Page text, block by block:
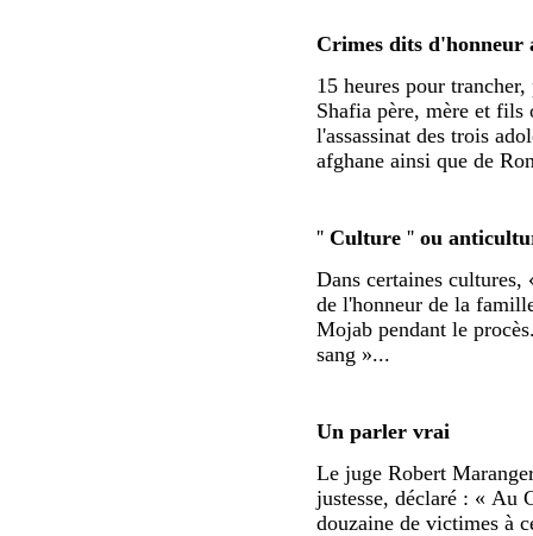
Crimes dits d'honneur
15 heures pour
Shafia père, mère et
l'assassinat des trois
afghane ainsi que de
'' Culture '' ou
Dans certaines cultures,
de l'honneur de la
Mojab pendant le
sang »...
Un parler vrai
Le juge Robert
justesse, déclaré : « Au
douzaine de victimes à